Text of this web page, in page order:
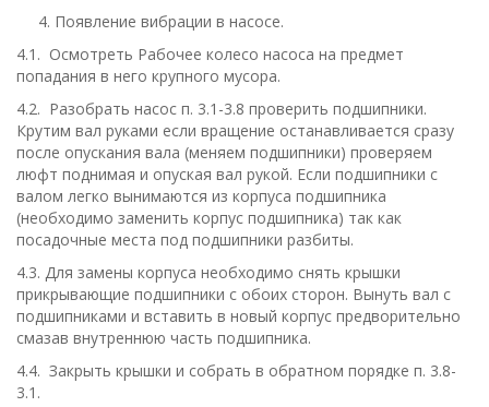
4. Появление вибрации в насосе.
4.1. Осмотреть Рабочее колесо насоса на предмет
попадания в него крупного мусора.
4.2. Разобрать насос п. 3.1-3.8 проверить подшипники.
Крутим вал руками если вращение останавливается сразу
после опускания вала (меняем подшипники) проверяем
люфт поднимая и опуская вал рукой. Если подшипники с
валом легко вынимаются из корпуса подшипника
(необходимо заменить корпус подшипника) так как
посадочные места под подшипники разбиты.
4.3. Для замены корпуса необходимо снять крышки
прикрывающие подшипники с обоих сторон. Вынуть вал с
подшипниками и вставить в новый корпус предворительно
смазав внутреннюю часть подшипника.
4.4. Закрыть крышки и собрать в обратном порядке п. 3.8-
3.1.